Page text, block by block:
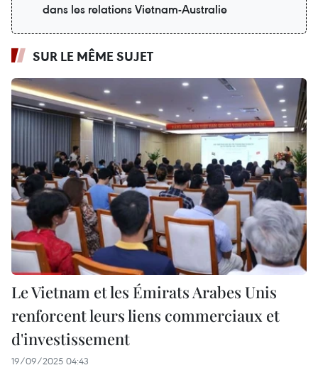
dans les relations Vietnam-Australie
SUR LE MÊME SUJET
Le Vietnam et les Émirats Arabes Unis
renforcent leurs liens commerciaux et
d'investissement
19/09/2025 04:43